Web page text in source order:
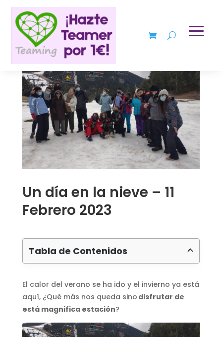
Un día en la nieve – 11
Febrero 2023
Tabla de Contenidos
El calor del verano se ha ido y el invierno ya está
aquí, ¿Qué más nos queda sino disfrutar de
está magnifica estación?